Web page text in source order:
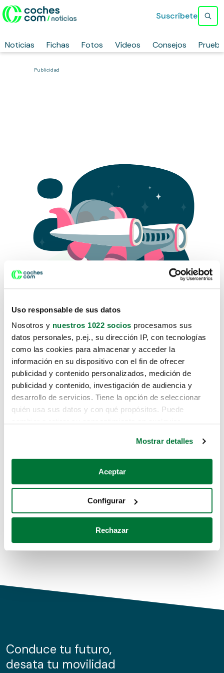
Uso responsable de sus datos
Nosotros y nuestros 1022 socios procesamos sus
datos personales, p.ej., su dirección IP, con tecnologías
como las cookies para almacenar y acceder la
información en su dispositivo con el fin de ofrecer
publicidad y contenido personalizados, medición de
publicidad y contenido, investigación de audiencia y
desarrollo de servicios. Tiene la opción de seleccionar
quién usa sus datos y con qué propósitos. Puede
Si lo permite, también quisiéramos:
Recopilar información sobre su ubicación geográfica
Identificar su dispositivo analizándolo activamente
para buscar características específicas (huellas
Obtenga más información sobre cómo se procesan sus
de cookies.
información sobre el uso que haga del sitio web con
nuestros partners de redes sociales, publicidad y análisis
Mostrar detalles
Aceptar
Configurar
Rechazar
Noticias Fichas Fotos Vídeos Consejos
Suscríbete
Publicidad
Lo sentimos, no sabemos como
te hemos traido hasta aquí.
Pero puedes encontrar el coche que estás
buscando en alguno de estos enlaces:
Coches de segunda mano
Coches de km0
Conduce tu futuro,
desata tu movilidad